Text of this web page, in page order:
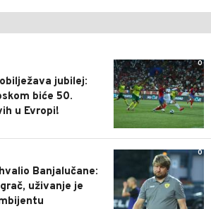
0
jubilej:
biće 50.
u Evropi!
0
Banjalučane:
uživanje je